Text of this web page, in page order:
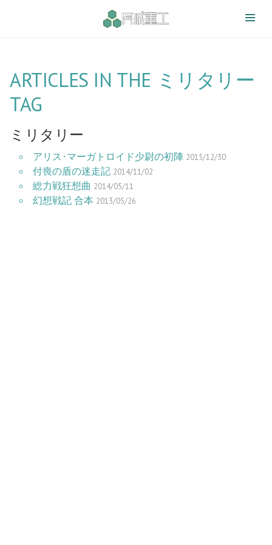
ARTICLES IN THE ミリタリー
TAG
ミリタリー
アリス･マーガトロイド少尉の初陣 2015/12/30
付喪の盾の迷走記 2014/11/02
総力戦狂想曲 2014/05/11
幻想戦記 合本 2013/05/26